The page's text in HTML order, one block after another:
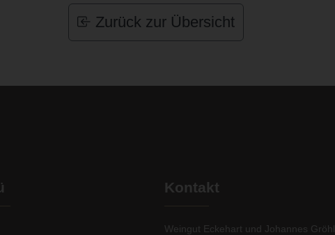
Zurück zur Übersicht
Kontakt
Weingut Eckehart und Johannes Gröhl